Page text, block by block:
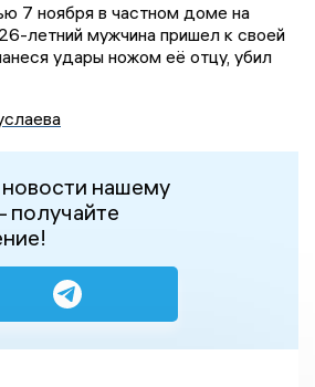
7 ноября в частном доме на
летний мужчина пришел к своей
удары ножом её отцу, убил
нашему